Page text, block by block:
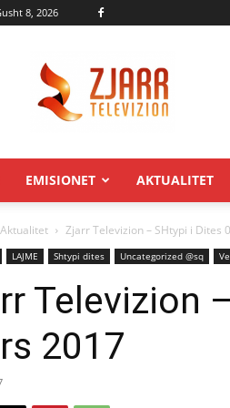
8, 2026
EMISIONET AKTUALITET
Aktualitet Zjarr Televizion – SHtypi i Dites
LAJME Shtypi dites Uncategorized @sq
Televizion
2017